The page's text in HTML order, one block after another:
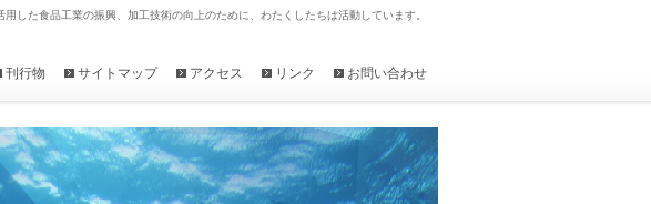
した食品工業の振興、加工技術の向上のために、わたくしたちは活動しています。
刊行物 サイトマップ アクセス リンク お問い合わせ